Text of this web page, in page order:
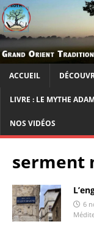
ACCUEIL
LIVRE : LE MYTHE
NOS VIDÉOS
serment
6